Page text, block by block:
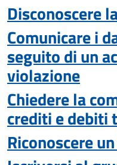
Disconoscere
Comunicare i
seguito di un
violazione
Chiedere la
crediti e debiti
Riconoscere